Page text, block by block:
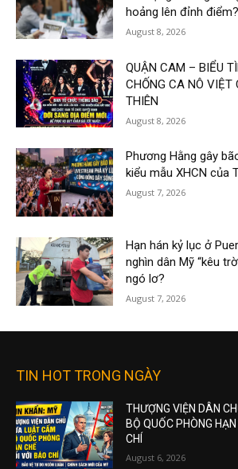
hoảng lên đỉnh điểm?
August 8, 2026
QUẬN CAM – BIỂU
CHỐNG CA NÔ VIỆT
THIÊN
August 8, 2026
Phương Hằng gây
kiểu mẫu XHCN của
August 7, 2026
Hạn hán kỷ lục ở
nghìn dân Mỹ “kêu
ngó lơ?
August 7, 2026
TIN HOT TRONG NGÀY
THƯỢNG VIỆN DÂN
BỘ QUỐC PHÒNG
CHÍ
August 6, 2026